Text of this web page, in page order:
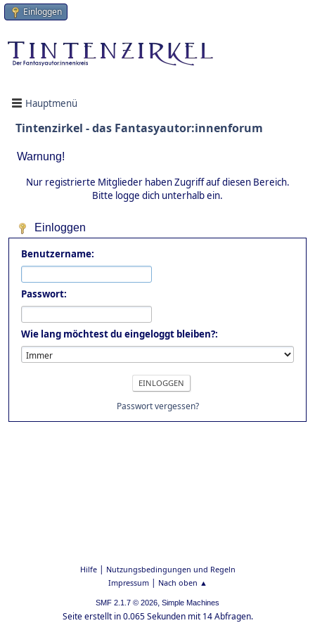
Einloggen
Hauptmenü
Tintenzirkel - das Fantasyautor:innenforum
Warnung!
Nur registrierte Mitglieder haben Zugriff auf diesen Bereich.
Bitte logge dich unterhalb ein.
Einloggen
Benutzername:
Passwort:
Wie lang möchtest du eingeloggt bleiben?:
Passwort vergessen?
Hilfe| Nutzungsbedingungen und Regeln
Impressum| Nach oben ▲
SMF 2.1.7 © 2026, Simple Machines
Seite erstellt in 0.065 Sekunden mit 14 Abfragen.